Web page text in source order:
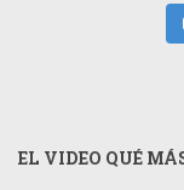
EL VIDEO QUÉ